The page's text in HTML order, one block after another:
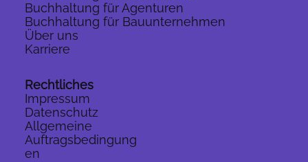
Buchhaltung für Agenturen
Buchhaltung für Bauunternehmen
Über uns
Karriere
Rechtliches
Impressum
Datenschutz
Allgemeine
Auftragsbedingung
en